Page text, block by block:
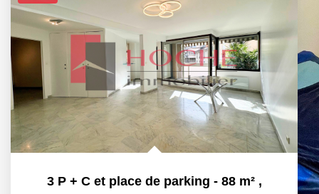
3 P + C et place de parking - 88 m² ,